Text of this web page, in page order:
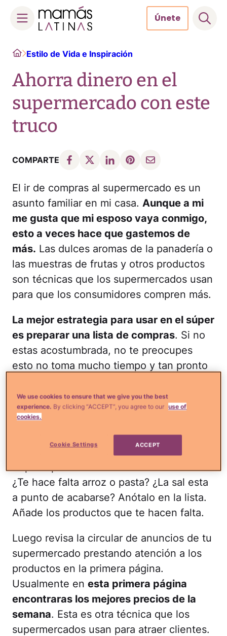
content
Únete
HomeEstilo de Vida e Inspiración
Ahorra dinero en el
supermercado con este
truco
COMPARTE
El ir de compras al supermercado es un
asunto familiar en mi casa. Aunque a mi
me gusta que mi esposo vaya conmigo,
esto a veces hace que gastemos de
más. Las dulces aromas de la panadería o
las muestras de frutas y otros productos
son técnicas que los supermercados usan
para que los consumidores compren más.
La mejor estrategia para usar en el súper
es preparar una lista de compras. Si no
estas acostumbrada, no te preocupes
esto no toma mucho tiempo y tan pronto
experta. Ya veras como hasta tu esposo
te ayudará con la lista cuando vea
mi esposo aprendió rapidito.
Al principio dale un vistazo a tu alacena.
¿Te hace falta arroz o pasta? ¿La sal esta
a punto de acabarse? Anótalo en la lista.
Añade los productos que te hacen falta.
Luego revisa la circular de anuncios de tu
supermercado prestando atención a los
productos en la primera página.
Usualmente en esta primera página
encontraras los mejores precios de la
semana. Esta es otra técnica que los
supermercados usan para atraer clientes.
We use cookies to ensure that we give you the best
experience. By clicking “ACCEPT”, you agree to our use of
cookies.
Cookie Settings ACCEPT